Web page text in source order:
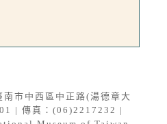
市中西區中正路(湯德章大
| 傳真：(06)2217232 |